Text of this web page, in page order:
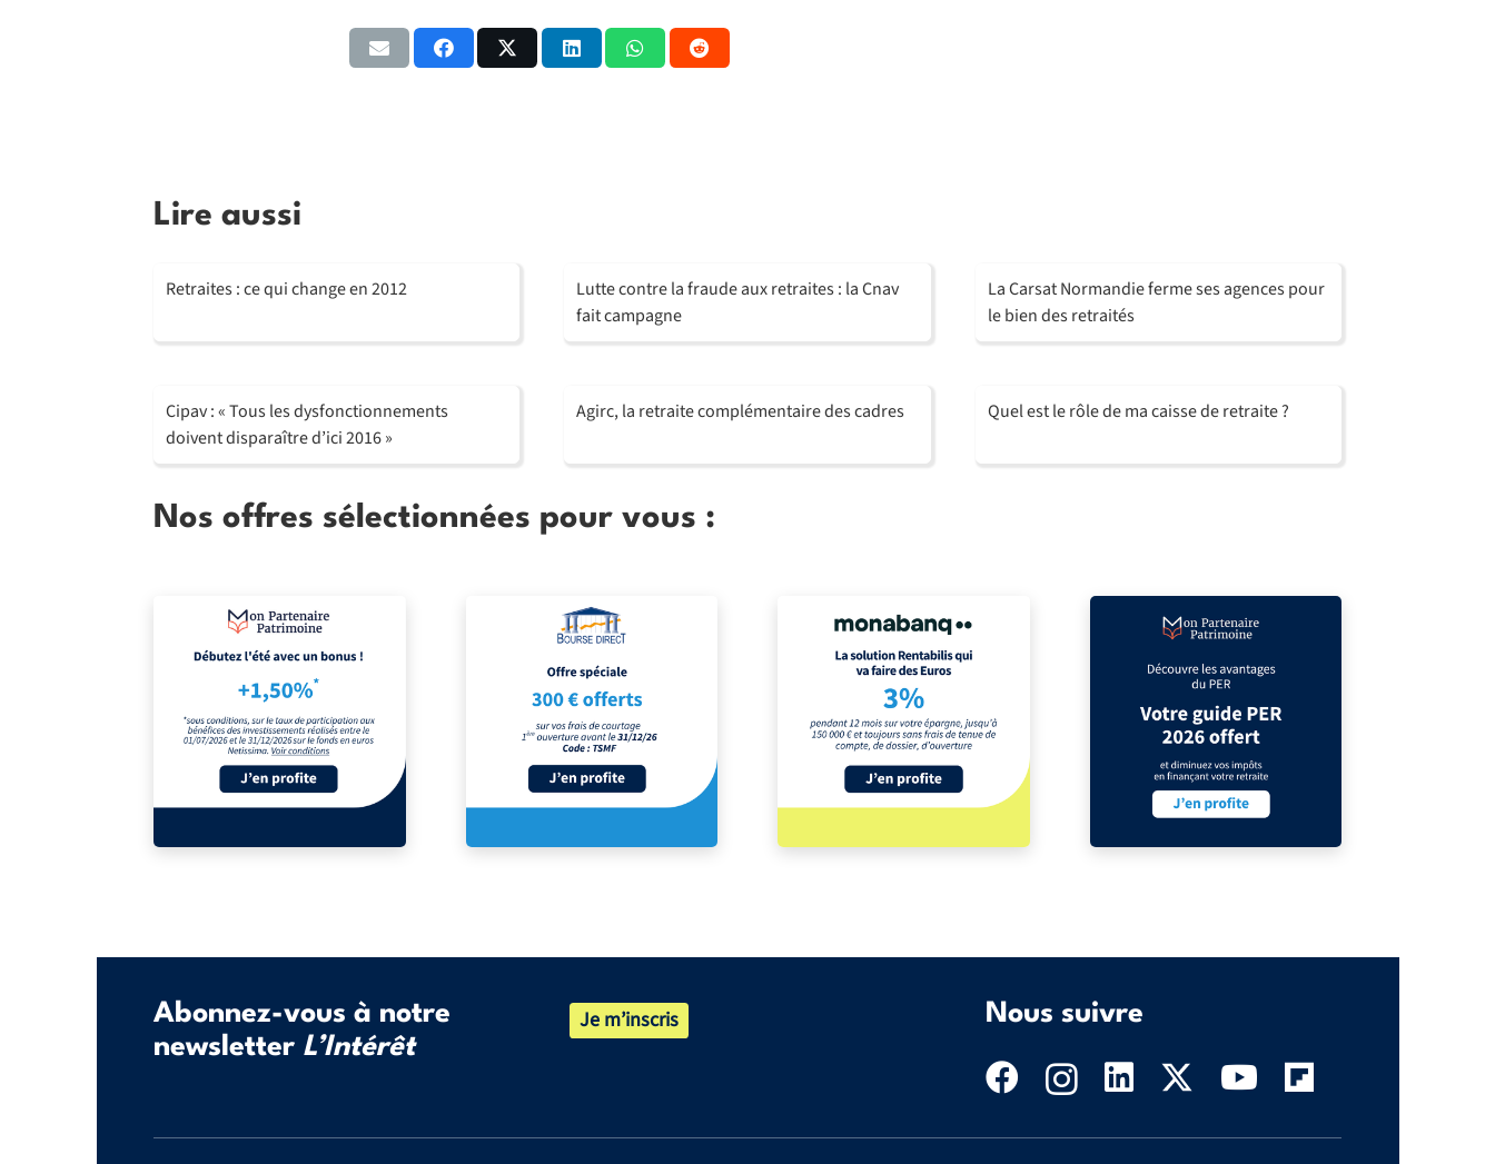
Lire aussi
Retraites : ce qui change en 2012
Lutte contre la fraude aux retraites : la Cnav
fait campagne
La Carsat Normandie ferme ses agences pour
le bien des retraités
Cipav : « Tous les dysfonctionnements
doivent disparaître d’ici 2016 »
Agirc, la retraite complémentaire des cadres Quel est le rôle de ma caisse de retraite ?
Nos offres sélectionnées pour vous :
Abonnez-vous à notre
newsletter L’Intérêt
Je m’inscris Nous suivre